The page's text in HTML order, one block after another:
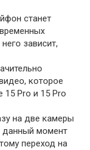
станет
зависит,
которое
15 Pro и 15 Pro
на две камеры
данный момент
переход на